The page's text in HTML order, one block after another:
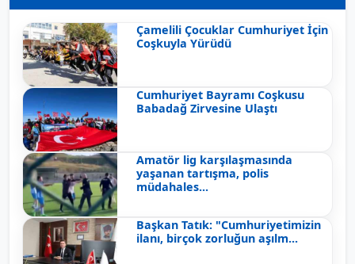
Çamelili Çocuklar Cumhuriyet İçin
Coşkuyla Yürüdü
Cumhuriyet Bayramı Coşkusu
Babadağ Zirvesine Ulaştı
Amatör lig karşılaşmasında
yaşanan tartışma, polis
müdahales...
Başkan Tatık: "Cumhuriyetimizin
ilanı, birçok zorluğun aşılm...